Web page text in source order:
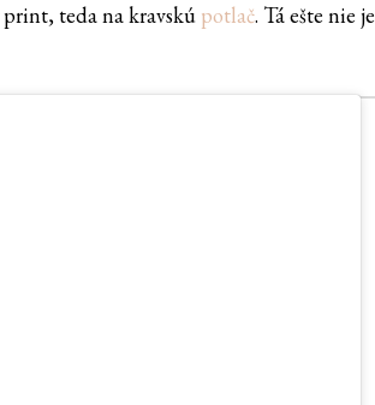
teda na kravskú potlač. Tá ešte nie je